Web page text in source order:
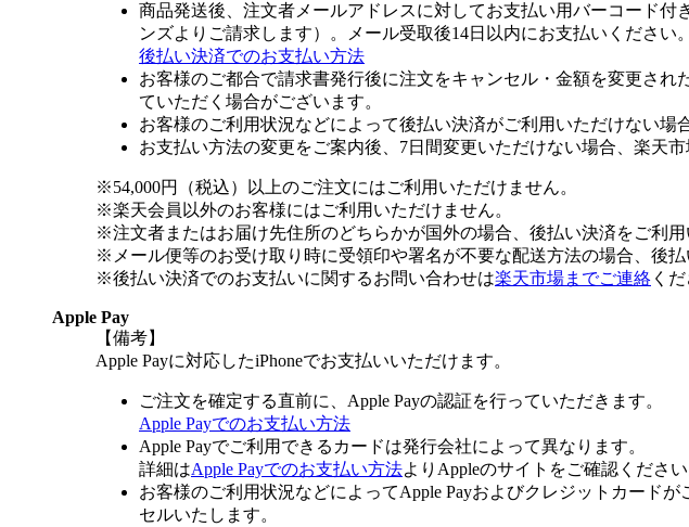
商品発送後、注文者メールアドレスに対してお支払い用バーコード
ンズよりご請求します）。メール受取後14日以内にお支払いください。
後払い決済でのお支払い方法
お客様のご都合で請求書発行後に注文をキャンセル・金額を変更さ
ていただく場合がございます。
お客様のご利用状況などによって後払い決済がご利用いただけない場
お支払い方法の変更をご案内後、7日間変更いただけない場合、楽天
※54,000円（税込）以上のご注文にはご利用いただけません。
※楽天会員以外のお客様にはご利用いただけません。
※注文者またはお届け先住所のどちらかが国外の場合、後払い決済をご利用
※メール便等のお受け取り時に受領印や署名が不要な配送方法の場合、後
※後払い決済でのお支払いに関するお問い合わせは楽天市場までご連絡 くだ
Apple Pay
【備考】
Apple Payに対応したiPhoneでお支払いいただけます。
ご注文を確定する直前に、Apple Payの認証を行っていただきます。
Apple Payでのお支払い方法
Apple Payでご利用できるカードは発行会社によって異なります。
詳細はApple Payでのお支払い方法よりAppleのサイトをご確認ください
お客様のご利用状況などによってApple Payおよびクレジットカード
セルいたします。